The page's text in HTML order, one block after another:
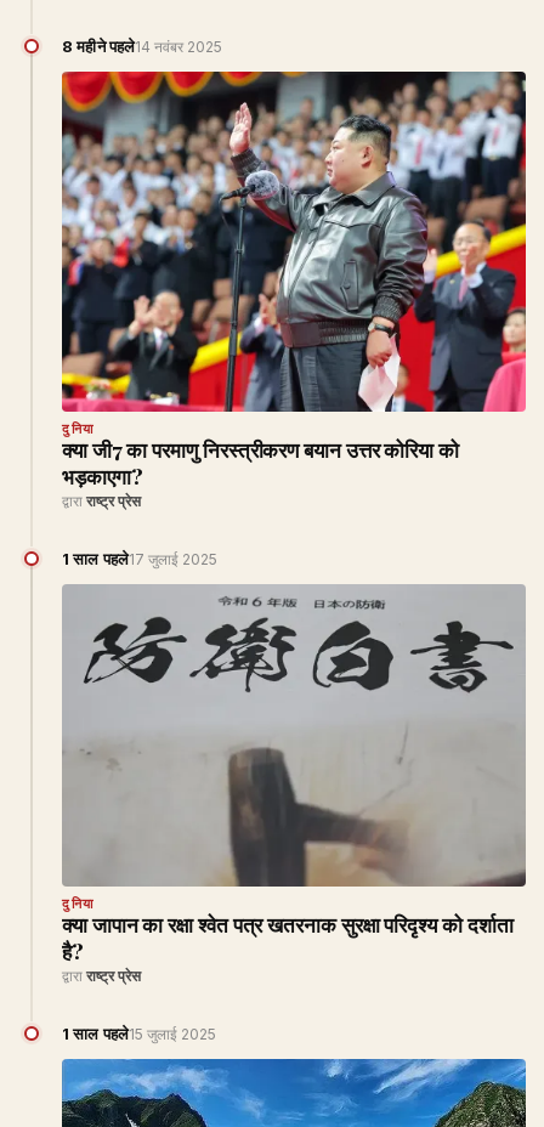
8 महीने पहले14 नवंबर 2025
दुनिया
क्या जी7 का परमाणु निरस्त्रीकरण बयान उत्तर कोरिया को
भड़काएगा?
द्वारा राष्ट्र प्रेस
1 साल पहले17 जुलाई 2025
दुनिया
क्या जापान का रक्षा श्वेत पत्र खतरनाक सुरक्षा परिदृश्य को दर्शाता
है?
द्वारा राष्ट्र प्रेस
1 साल पहले15 जुलाई 2025